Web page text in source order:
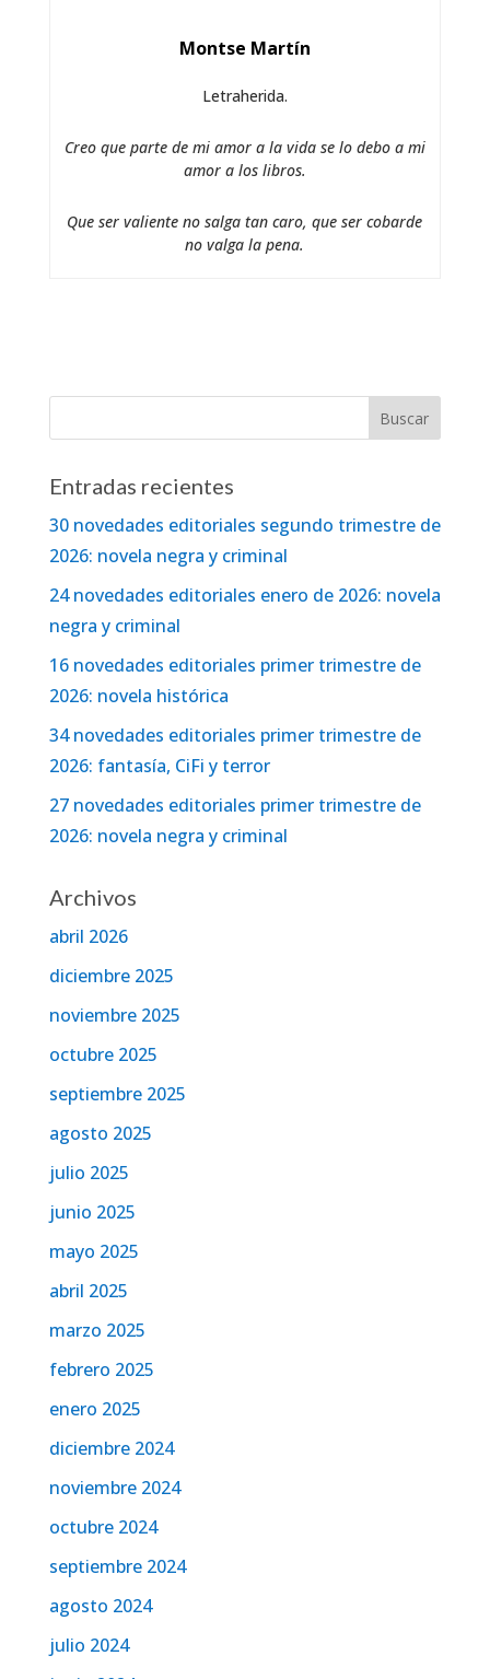
Montse Martín
Letraherida.
Creo que parte de mi amor a la vida se lo debo a mi
amor a los libros.
Que ser valiente no salga tan caro, que ser cobarde
no valga la pena.
Entradas recientes
30 novedades editoriales segundo trimestre de
2026: novela negra y criminal
24 novedades editoriales enero de 2026: novela
negra y criminal
16 novedades editoriales primer trimestre de
2026: novela histórica
34 novedades editoriales primer trimestre de
2026: fantasía, CiFi y terror
27 novedades editoriales primer trimestre de
2026: novela negra y criminal
Archivos
abril 2026
diciembre 2025
noviembre 2025
octubre 2025
septiembre 2025
agosto 2025
julio 2025
junio 2025
mayo 2025
abril 2025
marzo 2025
febrero 2025
enero 2025
diciembre 2024
noviembre 2024
octubre 2024
septiembre 2024
agosto 2024
julio 2024